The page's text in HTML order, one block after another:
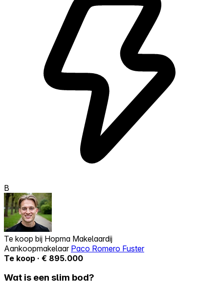
B
Te koop bij Hopma Makelaardij
Aankoopmakelaar Paco Romero Fuster
Te koop · € 895.000
Wat is een slim bod?